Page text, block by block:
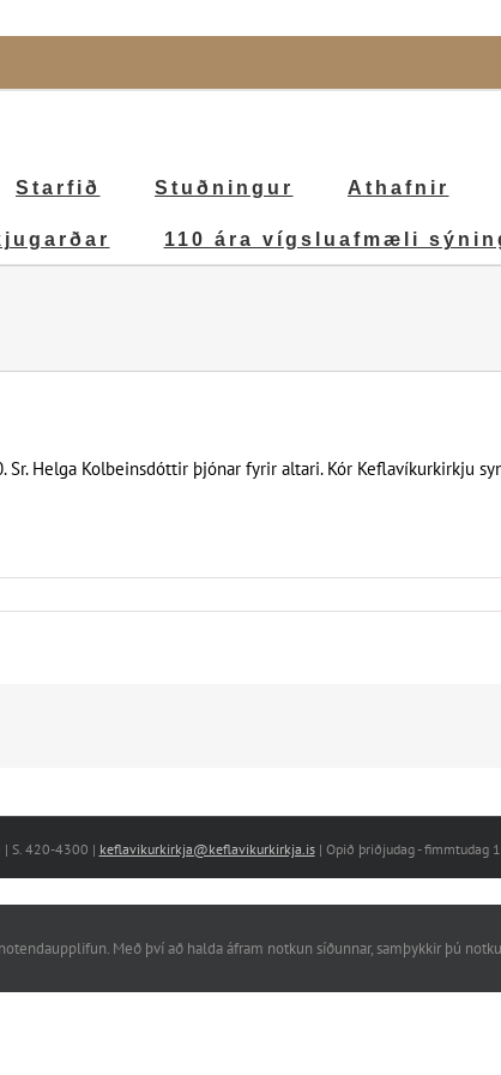
Starfið Stuðningur Athafnir
110 ára vígsluafmæli
Helga Kolbeinsdóttir þjónar fyrir altari. Kór Keflavíkurkirkju
S. 420-4300 | keflavikurkirkja@keflavikurkirkja.is| Opið þriðjudag - fimmtudag
Með því að halda áfram notkun síðunnar, samþykkir þú